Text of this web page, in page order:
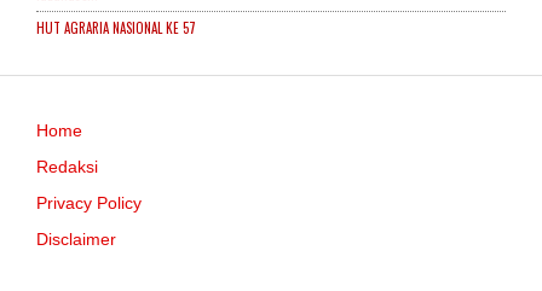
HUT AGRARIA NASIONAL KE 57
Home
Redaksi
Privacy Policy
Disclaimer